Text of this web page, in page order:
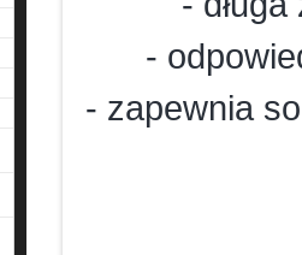
-
- zapewnia